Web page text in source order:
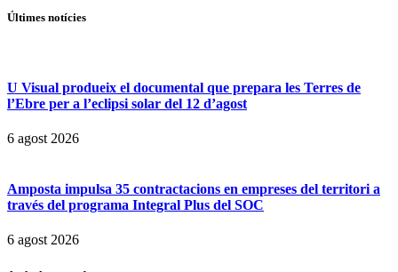
Últimes notícies
U Visual produeix el documental que prepara les Terres de
l’Ebre per a l’eclipsi solar del 12 d’agost
6 agost 2026
Amposta impulsa 35 contractacions en empreses del territori a
través del programa Integral Plus del SOC
6 agost 2026